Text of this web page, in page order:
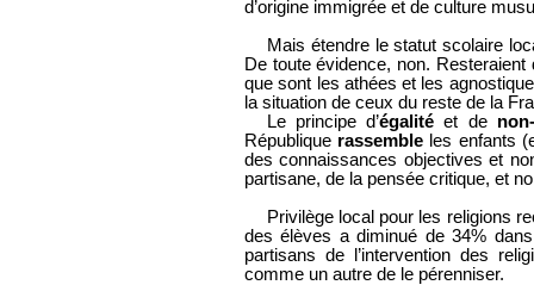
d’origine immigrée et de culture
Mais étendre le statut scolaire
De toute évidence, non.
que sont les athées et les
la situation de ceux du reste de la
Le principe d’égalité et de
République rassemble les enfants
des connaissances objectives et
partisane, de la pensée critique, et
Privilège local pour les religions
des élèves a diminué de 34%
partisans de l’intervention des
comme un autre de le pérenniser.